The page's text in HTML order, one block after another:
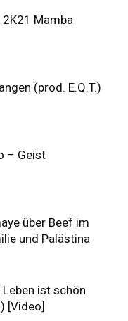
2K21 Mamba
(prod. E.Q.T.)
– Geist
über Beef im
und Palästina
ist schön
[Video]